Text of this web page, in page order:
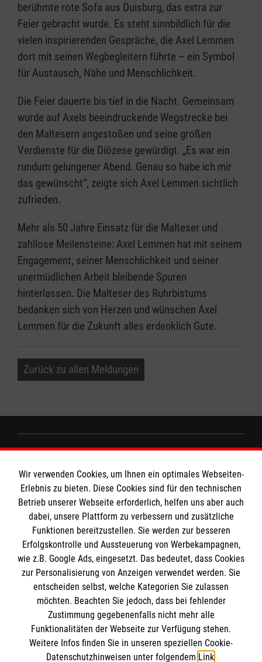
berühmte rote Sofa aus Duisburg, das extra zur
Feier gebracht wurde. Es steht sinnbildlich für die
vielen inspirierenden Gespräche, die Axel Lemmen
dort mit seinen Wegbegleitern führte – ein Symbol
für Austausch, Nähe und Menschlichkeit.
Die Feier dauerte bis tief in die Nacht. Gemeinsam
wurde auf Axels beeindruckende Wegstrecke bei
den Maltesern angestoßen und seine großen
Verdienste für die Diözese gewürdigt. „Es war ein
rundum gelungener Abend. Genau so habe ich mir
das gewünscht“, zeigte sich Axel Lemmen sichtlich
zufrieden.
Mehr als 50 Jahre Einsatz für die Malteser und
zahllose Meilensteine: Axel Lemmen hat mit seinem
Engagement, seiner Menschlichkeit und seiner
unermüdlichen Arbeit bleibende Spuren
hinterlassen. Die Malteser des Ruhrbistums
bedanken sich von Herzen und wünschen Axel
Lemmen für die Zukunft alles erdenklich Gute.
Zurück zu allen Meldungen
Impressum
Datenschutz
Kontakt
Die Malteser
Malteser in Deutschland
Malteserorden
Sharepoint
Spendenkonto
Empfänger: Malteser Hilfsdienst e.V.
Bank: Pax-Bank für Kirche und Caritas eG
So finden Sie uns
Wir verwenden Cookies, um Ihnen ein optimales Webseiten-
Erlebnis zu bieten. Diese Cookies sind für den technischen
Betrieb unserer Webseite erforderlich, helfen uns aber auch
dabei, unsere Plattform zu verbessern und zusätzliche
Funktionen bereitzustellen. Sie werden zur besseren
Erfolgskontrolle und Aussteuerung von Werbekampagnen,
wie z.B. Google Ads, eingesetzt. Das bedeutet, dass Cookies
zur Personalisierung von Anzeigen verwendet werden. Sie
entscheiden selbst, welche Kategorien Sie zulassen
möchten. Beachten Sie jedoch, dass bei fehlender
Zustimmung gegebenenfalls nicht mehr alle
Funktionalitäten der Webseite zur Verfügung stehen.
Weitere Infos finden Sie in unseren speziellen Cookie-
Datenschutzhinweisen unter folgendem Link.